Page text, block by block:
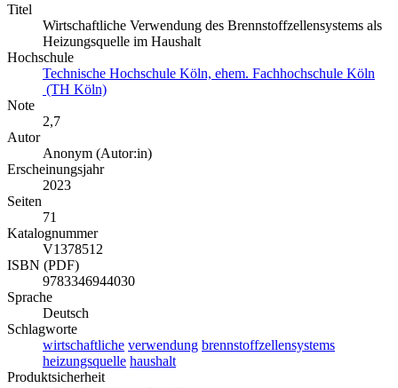
Titel
Wirtschaftliche Verwendung des Brennstoffzellensystems als
Heizungsquelle im Haushalt
Hochschule
Technische Hochschule Köln, ehem. Fachhochschule Köln
(TH Köln)
Note
2,7
Autor
Anonym (Autor:in)
Erscheinungsjahr
2023
Seiten
71
Katalognummer
V1378512
ISBN (PDF)
9783346944030
Sprache
Deutsch
Schlagworte
wirtschaftliche verwendung brennstoffzellensystems
heizungsquelle haushalt
Produktsicherheit